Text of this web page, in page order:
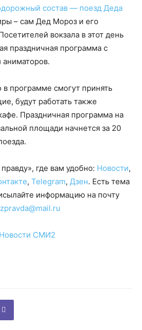
состав — поезд Деда
– сам Дед Мороз и его
вокзала в этот день
праздничная программа с
аниматоров.
в программе смогут принять
будут работать также
Праздничная программа на
площади начнется за 20
где вам удобно: Новости,
, Telegram, Дзен. Есть тема
информацию на почту
Новости СМИ2